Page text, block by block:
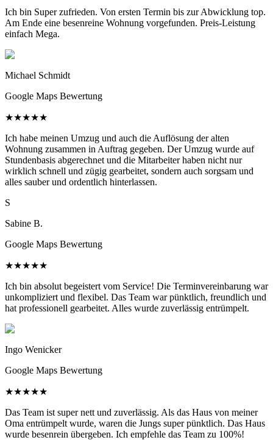
Ich bin Super zufrieden. Von ersten Termin bis zur Abwicklung top.
Am Ende eine besenreine Wohnung vorgefunden. Preis-Leistung
einfach Mega.
Michael Schmidt
Google Maps Bewertung
★★★★★
Ich habe meinen Umzug und auch die Auflösung der alten
Wohnung zusammen in Auftrag gegeben. Der Umzug wurde auf
Stundenbasis abgerechnet und die Mitarbeiter haben nicht nur
wirklich schnell und zügig gearbeitet, sondern auch sorgsam und
alles sauber und ordentlich hinterlassen.
S
Sabine B.
Google Maps Bewertung
★★★★★
Ich bin absolut begeistert vom Service! Die Terminvereinbarung war
unkompliziert und flexibel. Das Team war pünktlich, freundlich und
hat professionell gearbeitet. Alles wurde zuverlässig entrümpelt.
Ingo Wenicker
Google Maps Bewertung
★★★★★
Das Team ist super nett und zuverlässig. Als das Haus von meiner
Oma entrümpelt wurde, waren die Jungs super pünktlich. Das Haus
wurde besenrein übergeben. Ich empfehle das Team zu 100%!